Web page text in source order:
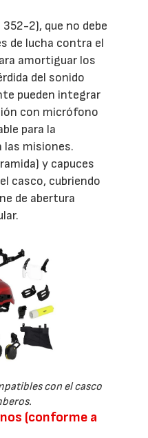
2), que no debe
de lucha contra el
amortiguar los
del sonido
pueden integrar
con micrófono
para la
misiones.
y capuces
casco, cubriendo
de abertura
con el casco
(conforme a